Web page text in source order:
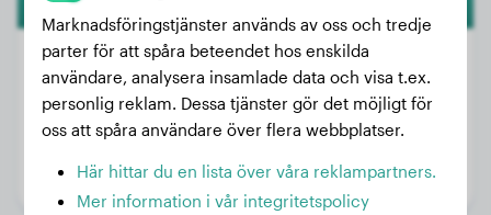
Vikt:
34 kg
Kön:
Hanhund
Marknadsföringstjänster används av oss och tredje
parter för att spåra beteendet hos enskilda
användare, analysera insamlade data och visa t.ex.
personlig reklam. Dessa tjänster gör det möjligt för
oss att spåra användare över flera webbplatser.
Här hittar du en lista över våra reklampartners.
Mer information i vår integritetspolicy